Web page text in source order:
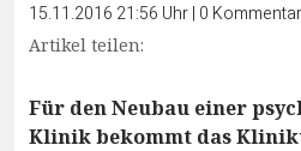
15.11.2016 21:56 Uhr| 0
Artikel teilen:
Für den Neubau einer
Klinik bekommt das